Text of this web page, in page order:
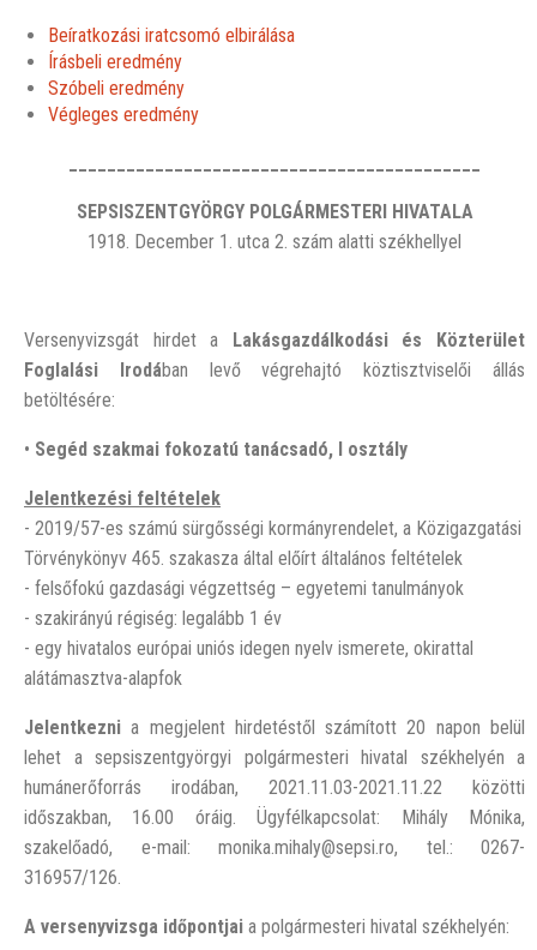
Beíratkozási iratcsomó elbirálása
Írásbeli eredmény
Szóbeli eredmény
Végleges eredmény
SEPSISZENTGYÖRGY POLGÁRMESTERI HIVATALA
1918. December 1. utca 2. szám alatti székhellyel
Versenyvizsgát hirdet a Lakásgazdálkodási és Közterület
Foglalási Irodában levő végrehajtó köztisztviselői állás
betöltésére:
• Segéd szakmai fokozatú tanácsadó, I osztály
Jelentkezési feltételek
- 2019/57-es számú sürgősségi kormányrendelet, a Közigazgatási
Törvénykönyv 465. szakasza által előírt általános feltételek
- felsőfokú gazdasági végzettség – egyetemi tanulmányok
- szakirányú régiség: legalább 1 év
- egy hivatalos európai uniós idegen nyelv ismerete, okirattal
alátámasztva-alapfok
Jelentkezni a megjelent hirdetéstől számított 20 napon belül
lehet a sepsiszentgyörgyi polgármesteri hivatal székhelyén a
humánerőforrás irodában, 2021.11.03-2021.11.22 közötti
időszakban, 16.00 óráig. Ügyfélkapcsolat: Mihály Mónika,
szakelőadó, e-mail: monika.mihaly@sepsi.ro, tel.: 0267-
316957/126.
A versenyvizsga időpontjai a polgármesteri hivatal székhelyén: